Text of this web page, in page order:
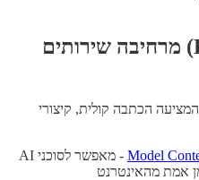
המציעה הכתבה קולית, קיצורי
- מאפשר לסוכני AI
אמת מהאינטרנט